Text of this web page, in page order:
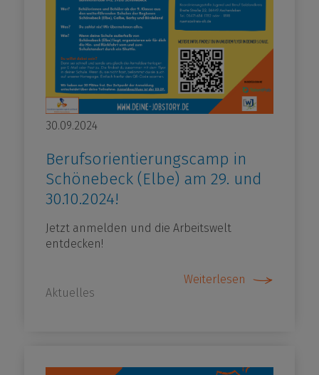
30.09.2024
Berufsorientierungscamp in
Schönebeck (Elbe) am 29. und
30.10.2024!
Jetzt anmelden und die Arbeitswelt
entdecken!
Weiterlesen
Aktuelles